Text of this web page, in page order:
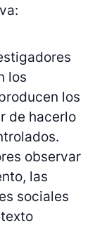
los
los
de hacerlo
observar
las
sociales